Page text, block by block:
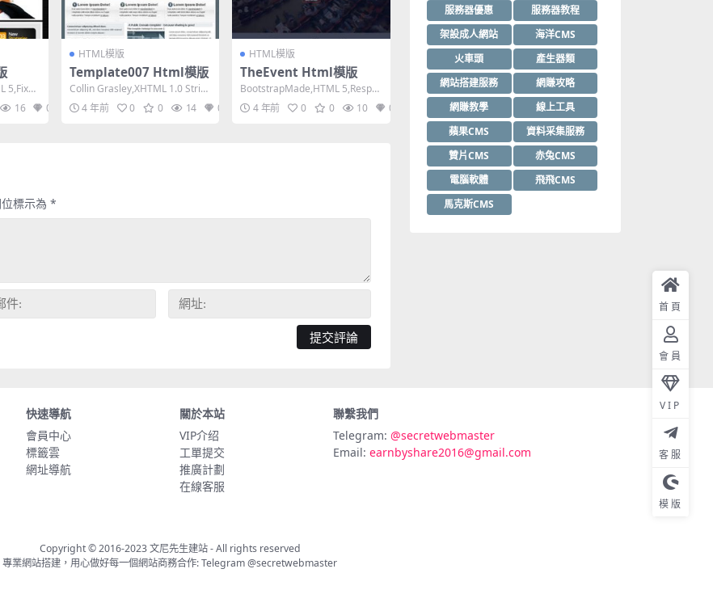
5,Fixed
16 0
HTML模版
Template007 Html模版
Collin Grasley,XHTML 1.0 Strict,
Fixed Wi...
4 年前 0 0 14 0
HTML模版
TheEvent Html模版
BootstrapMade,HTML 5,Respo
nsive, 4 Colum...
4 年前 0 0 10 0
標示為 *
服務器優惠
服務器教程
架設成人網站
海洋CMS
火車頭
產生器類
網站搭建服務
網賺攻略
網賺教學
線上工具
蘋果CMS
資料采集服務
贊片CMS
赤兔CMS
電腦軟體
飛飛CMS
馬克斯CMS
快速導航
會員中心
標籤雲
網址導航
關於本站
VIP介绍
工單提交
推廣計劃
在線客服
聯繫我們
Telegram: @secretwebmaster
Email: earnbyshare2016@gmail.com
Copyright © 2016-2023文尼先生建站- All rights reserved
專業網站搭建，用心做好每一個網站商務合作: Telegram@secretwebmaster
首頁
會員
VIP
客服
模版